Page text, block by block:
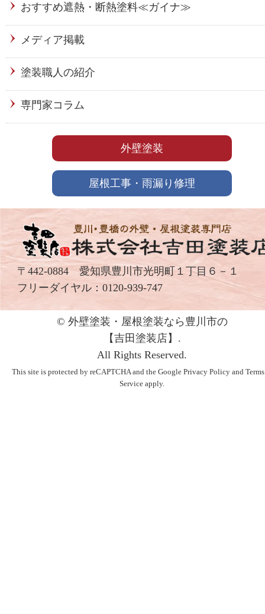
おすすめ遮熱・断熱塗料≪ガイナ≫
メディア掲載
塗装職人の紹介
専門家コラム
外壁塗装
屋根工事・雨漏り修理
〒442-0884 愛知県豊川市光明町１丁目６－１
フリーダイヤル： 0120-939-747
© 外壁塗装・屋根塗装なら豊川市の
【吉⽥塗装店】.
All Rights Reserved.
This site is protected by reCAPTCHA and the Google Privacy Policyand
Service apply.